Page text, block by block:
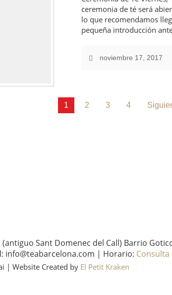
ceremonia de té será
lo que recomendamos
pequeña introducción
noviembre 17, 2017
1 2 3 4
Sant Domenec del Call) Barrio
info@teabarcelona.com | Horario:
| Website Created by El Petit Kraken